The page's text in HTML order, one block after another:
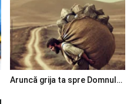
Aruncă grija ta spre Domnul…